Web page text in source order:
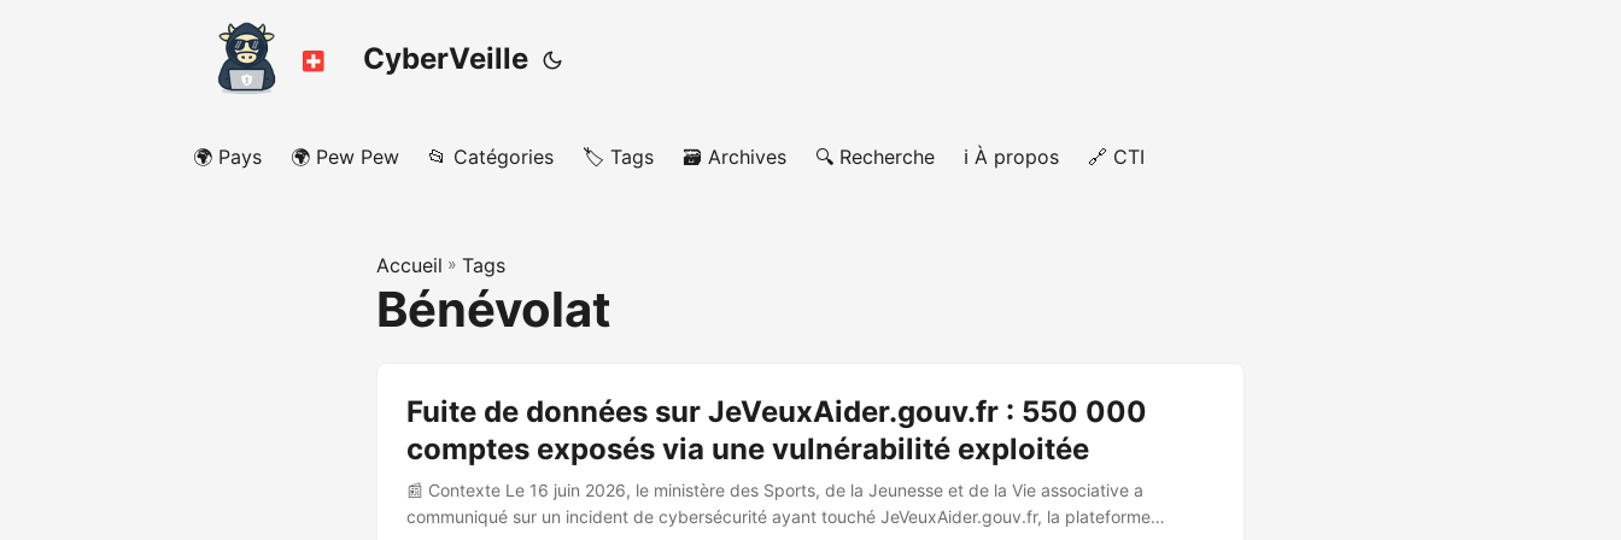
CyberVeille
🌍 Pays 🌍 Pew Pew 📂 Catégories 🏷️ Tags 🗃️ Archives 🔍 Recherche ℹ️ À propos 🔗 CTI
Accueil » Tags
Bénévolat
Fuite de données sur JeVeuxAider.gouv.fr : 550 000
comptes exposés via une vulnérabilité exploitée
📰 Contexte Le 16 juin 2026, le ministère des Sports, de la Jeunesse et de la Vie associative a
communiqué sur un incident de cybersécurité ayant touché JeVeuxAider.gouv.fr, la plateforme